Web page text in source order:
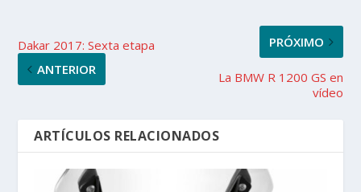
Dakar 2017: Sexta etapa
ANTERIOR
PRÓXIMO
La BMW R 1200 GS en
vídeo
ARTÍCULOS RELACIONADOS